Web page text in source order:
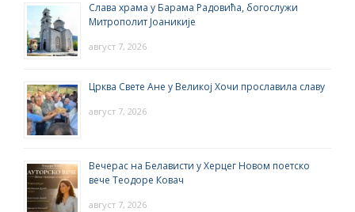
Слава храма у Барама Радовића, богослужи
Митрополит Јоаникије
август 7, 2026
Црква Свете Ане у Великој Хочи прославила славу
август 7, 2026
Вечерас на Белависти у Херцег Новом поетско
вече Теодоре Ковач
август 7, 2026